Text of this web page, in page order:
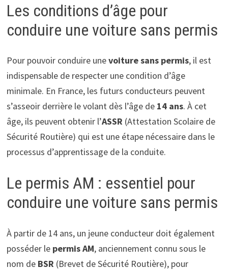
Les conditions d’âge pour
conduire une voiture sans permis
Pour pouvoir conduire unevoiture sans permis, il est
indispensable de respecter une condition d’âge
minimale. En France, les futurs conducteurs peuvent
s’asseoir derrière le volant dès l’âge de 14 ans. À cet
âge, ils peuvent obtenir l’ASSR (Attestation Scolaire de
Sécurité Routière) qui est une étape nécessaire dans le
processus d’apprentissage de la conduite.
Le permis AM : essentiel pour
conduire une voiture sans permis
À partir de 14 ans, un jeune conducteur doit également
posséder le permis AM, anciennement connu sous le
nom de BSR (Brevet de Sécurité Routière), pour